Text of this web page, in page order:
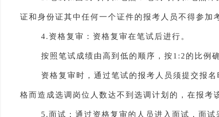
证和身份证其中任何一个证件的报考人员不得参加
4. 资格复审：资格复审在笔试后进行 。
按照笔试成绩由高到低的顺序， 按1:2的比例
资格复审时， 通过笔试的报考人员须提交报名
格而造成选调 岗位人数达不到 选调 计划的，在报考
5.面试：通过资格复审的人员进入面试，面